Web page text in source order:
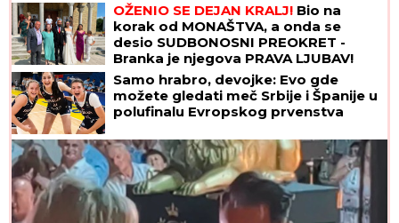
OŽENIO SE DEJAN KRALJ! Bio na
korak od MONAŠTVA, a onda se
desio SUDBONOSNI PREOKRET -
Branka je njegova PRAVA LJUBAV!
Samo hrabro, devojke: Evo gde
možete gledati meč Srbije i Španije u
polufinalu Evropskog prvenstva